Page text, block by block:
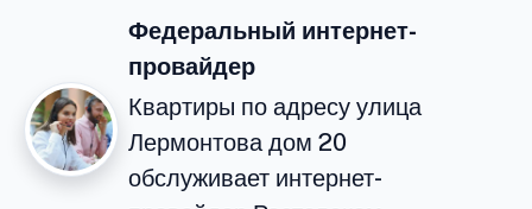
Федеральный интернет-
провайдер
Квартиры по адресу улица
Лермонтова дом 20
обслуживает интернет-